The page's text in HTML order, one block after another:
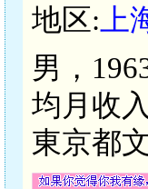
地区: 上
男，
均月收
東京都